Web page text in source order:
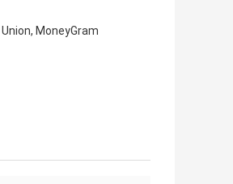
MoneyGram